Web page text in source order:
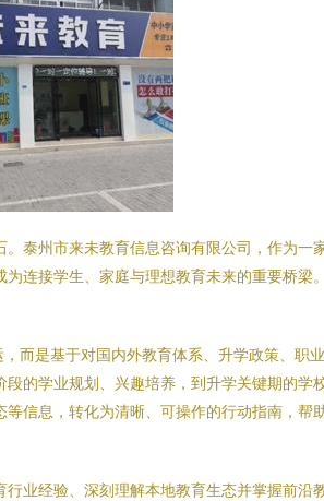
泰州市来未教育信息咨询有限公司，作为
连接学生、家庭与理想教育未来的重要桥梁。
而是基于对国内外教育体系、升学政策、职
的学业规划、兴趣培养，到升学关键期的
信息，转化为清晰、可操作的行动指南，帮
业经验、深刻理解本地教育生态并掌握前